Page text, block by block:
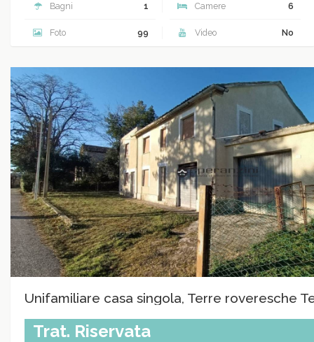
Bagni 1 Camere 6
Foto 99 Video No
Unifamiliare casa singola, Terre roveresche
Trat. Riservata